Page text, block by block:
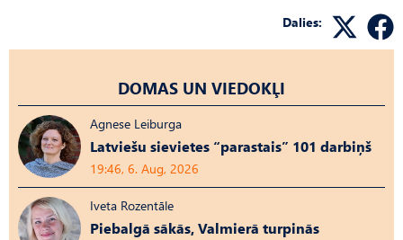
Dalies:
DOMAS UN VIEDOKĻI
Agnese Leiburga
Latviešu sievietes “parastais” 101 darbiņš
19:46, 6. Aug, 2026
Iveta Rozentāle
Piebalgā sākās, Valmierā turpinās